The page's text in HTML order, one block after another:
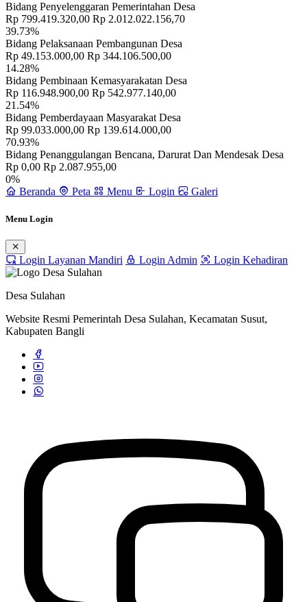
Bidang Penyelenggaran Pemerintahan Desa
Rp 799.419.320,00 Rp 2.012.022.156,70
39.73%
Bidang Pelaksanaan Pembangunan Desa
Rp 49.153.000,00 Rp 344.106.500,00
14.28%
Bidang Pembinaan Kemasyarakatan Desa
Rp 116.948.900,00 Rp 542.977.140,00
21.54%
Bidang Pemberdayaan Masyarakat Desa
Rp 99.033.000,00 Rp 139.614.000,00
70.93%
Bidang Penanggulangan Bencana, Darurat Dan Mendesak Desa
Rp 0,00 Rp 2.087.955,00
0%
Beranda
Peta Menu Login Galeri
Menu Login
Login Layanan Mandiri Login Admin Login Kehadiran
Desa Sulahan
Website Resmi Pemerintah Desa Sulahan, Kecamatan Susut,
Kabupaten Bangli